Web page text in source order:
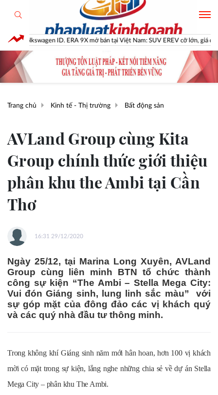
ID. ERA 9X mở bán tại Việt Nam: SUV EREV cỡ lớn, giá dự kiến dưới 3 tỷ
Trang chủ Kinh tế - Thị trường Bất động sản
AVLand Group cùng Kita
Group chính thức giới thiệu
phân khu the Ambi tại Cần
Thơ
16:31 29/12/2020
Ngày 25/12, tại Marina Long Xuyên, AVLand
Group cùng liên minh BTN tổ chức thành
công sự kiện “The Ambi – Stella Mega City:
Vui đón Giáng sinh, lung linh sắc màu” với
sự góp mặt của đông đảo các vị khách quý
và các quý nhà đầu tư thông minh.
Trong không khí Giáng sinh năm mới hân hoan, hơn 100 vị khách
mời có mặt trong sự kiện, lắng nghe những chia sẻ về dự án Stella
Mega City – phân khu The Ambi.